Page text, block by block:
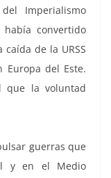
Imperialismo
había convertido
de la URSS
del Este.
que la voluntad
guerras que
y en el Medio